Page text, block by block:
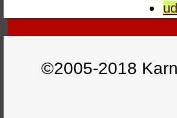
©2005-2018